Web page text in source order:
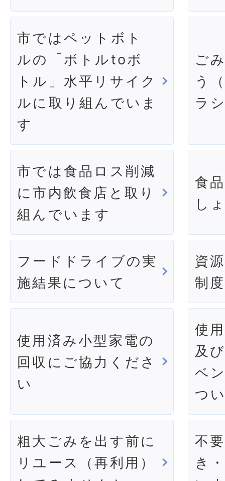
市ではペットボト
ルの「ボトルtoボ
トル」水平リサイク
ルに取り組んでいま
す
ご
う
ラ
市では食品ロス削減
に市内飲食店と取り
組んでいます
食
し
フードドライブの実
施結果について
資
制
使用済み小型家電の
回収にご協力くださ
い
使
及
ベ
つ
粗大ごみを出す前に
リユース（再利用）
不
き